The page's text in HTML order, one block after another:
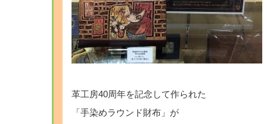
革工房40周年を記念して作られた
「手染めラウンド財布」が